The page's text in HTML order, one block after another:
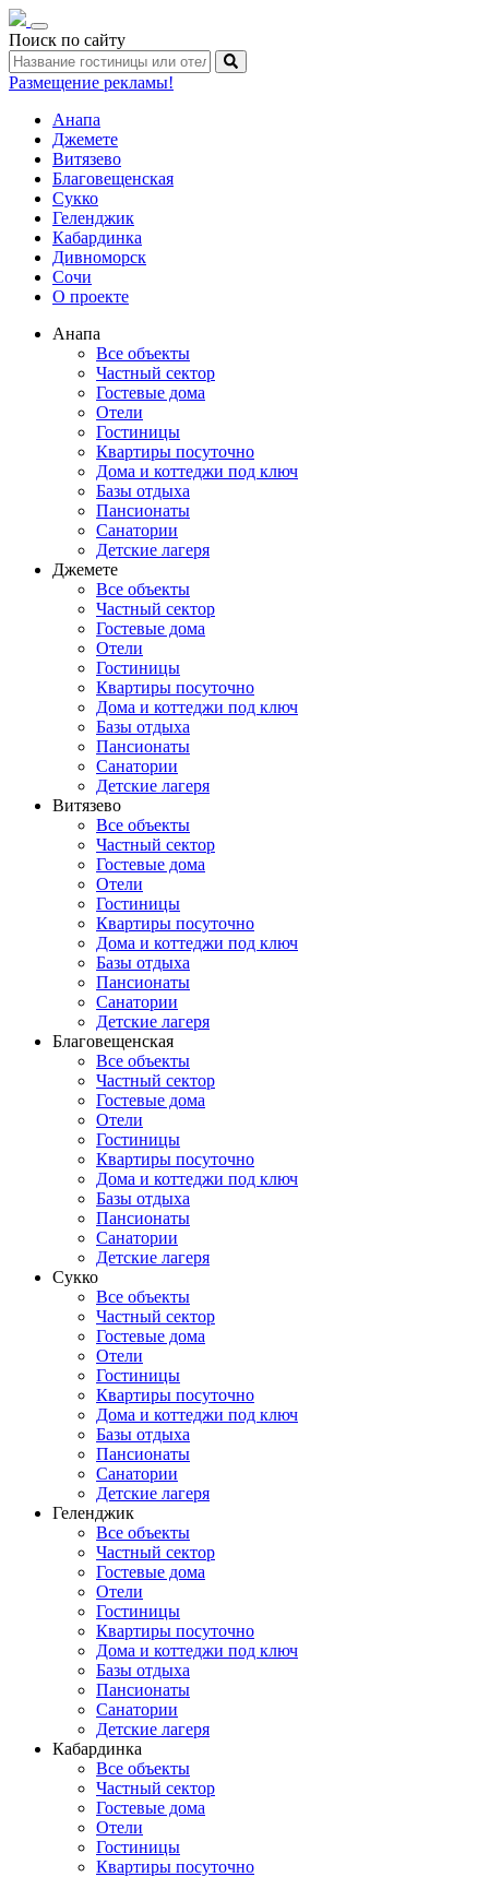
Toggle
navigation
Поиск по сайту
Размещение рекламы!
Анапа
Джемете
Витязево
Благовещенская
Сукко
Геленджик
Кабардинка
Дивноморск
Сочи
О проекте
Анапа
Все объекты
Частный сектор
Гостевые дома
Отели
Гостиницы
Квартиры посуточно
Дома и коттеджи под ключ
Базы отдыха
Пансионаты
Санатории
Детские лагеря
Джемете
Все объекты
Частный сектор
Гостевые дома
Отели
Гостиницы
Квартиры посуточно
Дома и коттеджи под ключ
Базы отдыха
Пансионаты
Санатории
Детские лагеря
Витязево
Все объекты
Частный сектор
Гостевые дома
Отели
Гостиницы
Квартиры посуточно
Дома и коттеджи под ключ
Базы отдыха
Пансионаты
Санатории
Детские лагеря
Благовещенская
Все объекты
Частный сектор
Гостевые дома
Отели
Гостиницы
Квартиры посуточно
Дома и коттеджи под ключ
Базы отдыха
Пансионаты
Санатории
Детские лагеря
Сукко
Все объекты
Частный сектор
Гостевые дома
Отели
Гостиницы
Квартиры посуточно
Дома и коттеджи под ключ
Базы отдыха
Пансионаты
Санатории
Детские лагеря
Геленджик
Все объекты
Частный сектор
Гостевые дома
Отели
Гостиницы
Квартиры посуточно
Дома и коттеджи под ключ
Базы отдыха
Пансионаты
Санатории
Детские лагеря
Кабардинка
Все объекты
Частный сектор
Гостевые дома
Отели
Гостиницы
Квартиры посуточно